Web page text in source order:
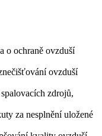
o ochraně ovzduší
ovzduší
zdrojů,
za nesplnění uložené